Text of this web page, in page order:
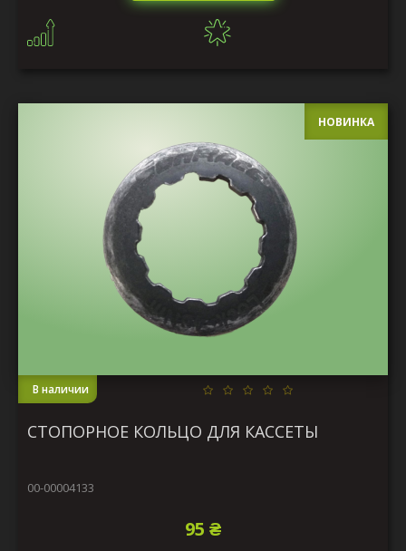
НОВИНКА
В наличии
СТОПОРНОЕ КОЛЬЦО ДЛЯ КАССЕТЫ
00-00004133
95 ₴